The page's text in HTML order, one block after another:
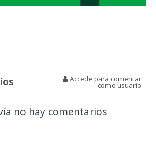
Accede para comentar
como usuario
no hay comentarios